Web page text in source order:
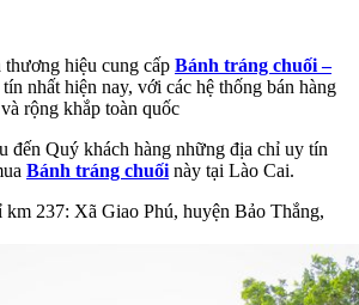
hiệu cung cấp Bánh tráng chuối –
nhất hiện nay, với các hệ thống bán hàng
rộng khắp toàn quốc
đến Quý khách hàng những địa chỉ uy tín
Bánh tráng chuối này tại Lào Cai.
km 237: Xã Giao Phú, huyện Bảo Thắng,